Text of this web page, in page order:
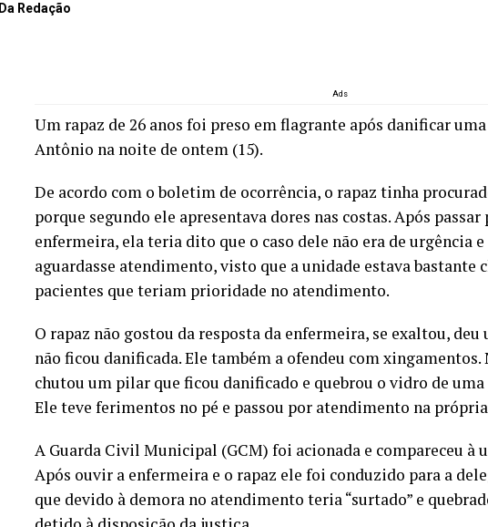
Da Redação
Ads
Um rapaz de 26 anos foi preso em flagrante após danificar
Antônio na noite de ontem (15).
De acordo com o boletim de ocorrência, o rapaz tinha
porque segundo ele apresentava dores nas costas. Após
enfermeira, ela teria dito que o caso dele não era de urgência
aguardasse atendimento, visto que a unidade estava bastante
pacientes que teriam prioridade no atendimento.
O rapaz não gostou da resposta da enfermeira, se exaltou, deu
não ficou danificada. Ele também a ofendeu com xingamentos.
chutou um pilar que ficou danificado e quebrou o vidro de
Ele teve ferimentos no pé e passou por atendimento na
A Guarda Civil Municipal (GCM) foi acionada e compareceu à
Após ouvir a enfermeira e o rapaz ele foi conduzido para a
que devido à demora no atendimento teria “surtado” e